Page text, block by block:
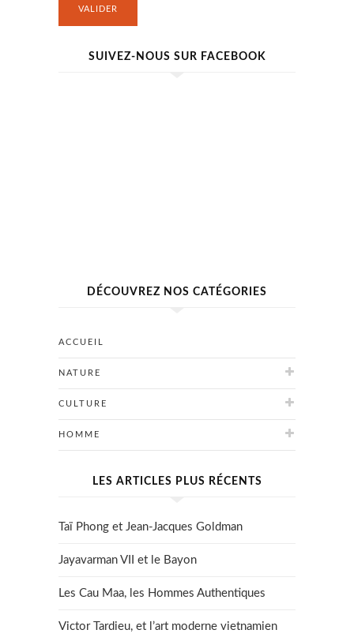
VALIDER
SUIVEZ-NOUS SUR FACEBOOK
DÉCOUVREZ NOS CATÉGORIES
ACCUEIL
NATURE
CULTURE
HOMME
LES ARTICLES PLUS RÉCENTS
Taï Phong et Jean-Jacques Goldman
Jayavarman VII et le Bayon
Les Cau Maa, les Hommes Authentiques
Victor Tardieu, et l’art moderne vietnamien